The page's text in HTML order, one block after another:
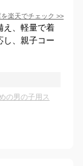
楽天でチェック >>
え、軽量で着
し、親子コー
の男の子用ス